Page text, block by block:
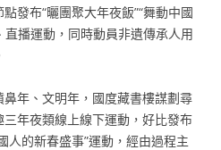
發布“曬團聚大年夜飯”“舞動中國
直播運動，同時動員非遺傳承人用
年、文明年，國度藏書樓謀劃尋
年夜類線上線下運動，好比發布
的新春盛事”運動，經由過程主